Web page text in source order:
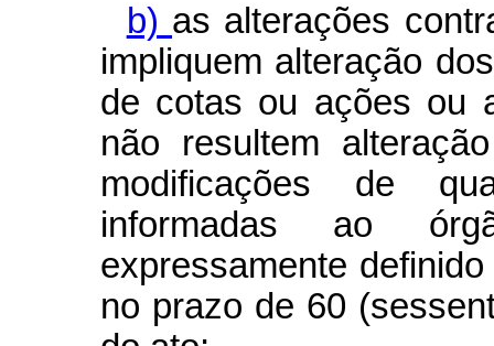
b) as alterações
impliquem alteração
de cotas ou ações ou
não resultem
modificações de
informadas ao
expressamente
no prazo de 60